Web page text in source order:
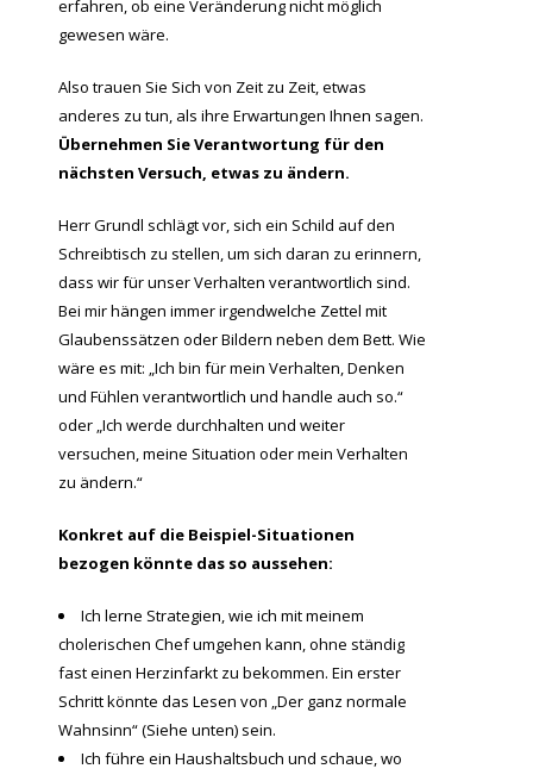
erfahren, ob eine Veränderung nicht möglich
gewesen wäre.
Also trauen Sie Sich von Zeit zu Zeit, etwas
anderes zu tun, als ihre Erwartungen Ihnen sagen.
Übernehmen Sie Verantwortung für den
nächsten Versuch, etwas zu ändern.
Herr Grundl schlägt vor, sich ein Schild auf den
Schreibtisch zu stellen, um sich daran zu erinnern,
dass wir für unser Verhalten verantwortlich sind.
Bei mir hängen immer irgendwelche Zettel mit
Glaubenssätzen oder Bildern neben dem Bett. Wie
wäre es mit: „Ich bin für mein Verhalten, Denken
und Fühlen verantwortlich und handle auch so.“
oder „Ich werde durchhalten und weiter
versuchen, meine Situation oder mein Verhalten
zu ändern.“
Konkret auf die Beispiel-Situationen
bezogen könnte das so aussehen:
Ich lerne Strategien, wie ich mit meinem
cholerischen Chef umgehen kann, ohne ständig
fast einen Herzinfarkt zu bekommen. Ein erster
Schritt könnte das Lesen von „Der ganz normale
Wahnsinn“ (Siehe unten) sein.
Ich führe ein Haushaltsbuch und schaue, wo